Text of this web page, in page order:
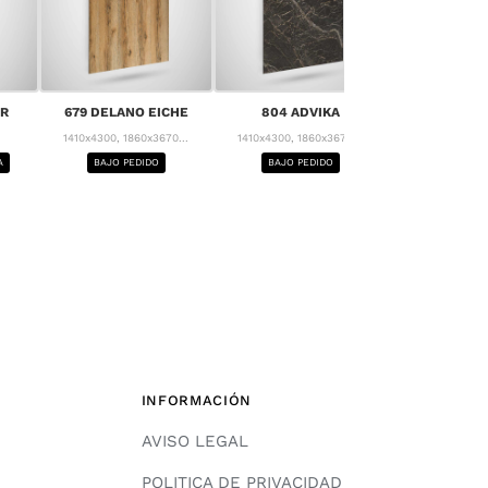
679 DELANO EICHE
1410x4300, 1860x3670...
BAJO PEDIDO
804 ADVIKA
1410x4300, 1860x3670...
BAJO PEDIDO
INFORMACIÓN
AVISO LEGAL
POLITICA DE PRIVACIDAD